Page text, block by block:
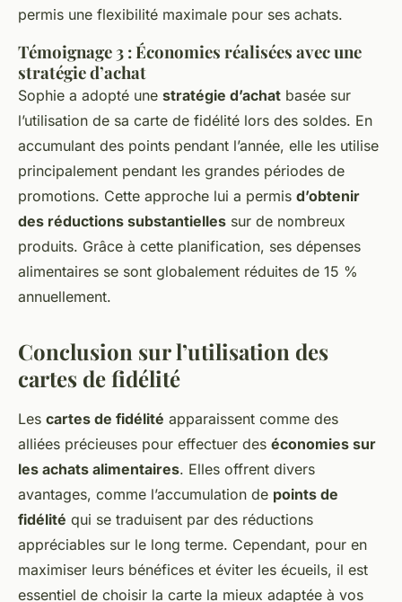
permis une flexibilité maximale pour ses achats.
Témoignage 3 : Économies réalisées avec une
stratégie d’achat
Sophie a adopté une stratégie d’achat basée sur
l’utilisation de sa carte de fidélité lors des soldes. En
accumulant des points pendant l’année, elle les utilise
principalement pendant les grandes périodes de
promotions. Cette approche lui a permis d’obtenir
des réductions substantielles sur de nombreux
produits. Grâce à cette planification, ses dépenses
alimentaires se sont globalement réduites de 15 %
annuellement.
Conclusion sur l’utilisation des
cartes de fidélité
Les cartes de fidélité apparaissent comme des
alliées précieuses pour effectuer des économies sur
les achats alimentaires. Elles offrent divers
avantages, comme l’accumulation de points de
fidélité qui se traduisent par des réductions
appréciables sur le long terme. Cependant, pour en
maximiser leurs bénéfices et éviter les écueils, il est
essentiel de choisir la carte la mieux adaptée à vos